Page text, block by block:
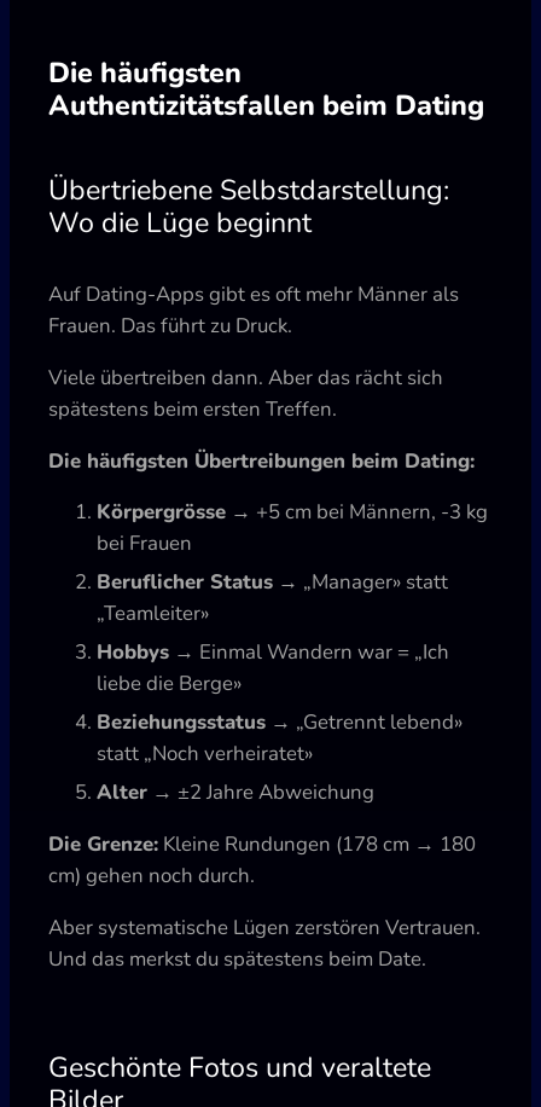
Die häufigsten
Authentizitätsfallen beim Dating
Übertriebene Selbstdarstellung:
Wo die Lüge beginnt
Auf Dating-Apps gibt es oft mehr Männer als
Frauen. Das führt zu Druck.
Viele übertreiben dann. Aber das rächt sich
spätestens beim ersten Treffen.
Die häufigsten Übertreibungen beim Dating:
Körpergrösse → +5 cm bei Männern, -3 kg
bei Frauen
Beruflicher Status → „Manager» statt
„Teamleiter»
Hobbys → Einmal Wandern war = „Ich
liebe die Berge»
Beziehungsstatus → „Getrennt lebend»
statt „Noch verheiratet»
Alter → ±2 Jahre Abweichung
Die Grenze: Kleine Rundungen (178 cm → 180
cm) gehen noch durch.
Aber systematische Lügen zerstören Vertrauen.
Und das merkst du spätestens beim Date.
Geschönte Fotos und veraltete